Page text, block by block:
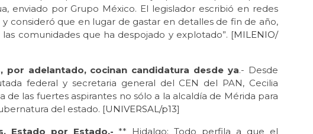
enviado por Grupo México. El legislador escribió en redes
consideró que en lugar de gastar en detalles de fin de año,
comunidades que ha despojado y explotado”. [MILENIO/
por adelantado, cocinan candidatura desde ya.- Desde
federal y secretaria general del CEN del PAN, Cecilia
de las fuertes aspirantes no sólo a la alcaldía de Mérida para
del estado. [UNIVERSAL/p13]
Estado por Estado.- ** Hidalgo: Todo perfila a que el